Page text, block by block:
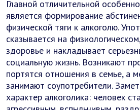
Главной отличительной
является формирование
физической тяги к алкоголю.
сказывается на
здоровье и накладывает
социальную жизнь. Возникают
портятся отношения в семье, а
занимают соупотребители.
характер алкоголика: человек